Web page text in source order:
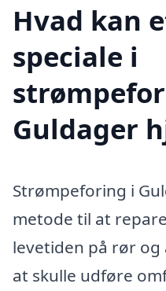
Hvad kan
speciale i
Guldager
Strømpeforing i
metode til at
levetiden på rør
at skulle udføre